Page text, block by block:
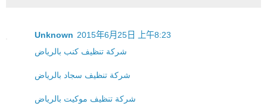
Unknown 2015年6月25日 上午8:23
شركة تنظيف كنب بالرياض
شركة تنظيف سجاد بالرياض
شركة تنظيف موكيت بالرياض